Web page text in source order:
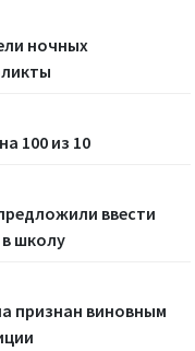
ночных
100 из 10
ввести
школу
признан виновным